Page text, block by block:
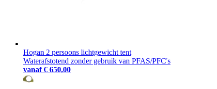
Hogan 2 persoons lichtgewicht tent
Waterafstotend zonder gebruik van PFAS/PFC's
vanaf € 650,00